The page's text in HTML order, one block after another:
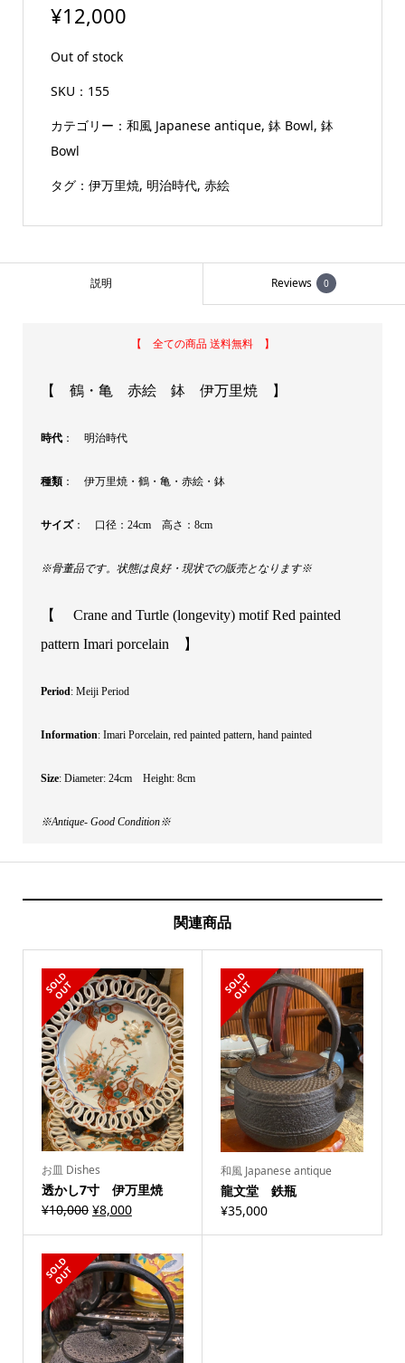
¥12,000
Out of stock
SKU： 155
カテゴリー： 和風 Japanese antique, 鉢 Bowl, 鉢
Bowl
タグ： 伊万里焼, 明治時代, 赤絵
説明 Reviews 0
【 全ての商品 送料無料 】
【 鶴・亀 赤絵 鉢 伊万里焼 】
時代： 明治時代
種類： 伊万里焼・鶴・亀・赤絵・鉢
サイズ： 口径：24cm 高さ：8cm
※骨董品です。状態は良好・現状での販売となります※
【 Crane and Turtle (longevity) motif Red painted
pattern Imari porcelain 】
Period: Meiji Period
Information: Imari Porcelain, red painted pattern, hand painted
Size: Diameter: 24cm Height: 8cm
※Antique- Good Condition※
関連商品
S
O
L
D
O
U
T
お皿 Dishes
透かし7寸 伊万里焼
¥10,000 ¥8,000
S
O
L
D
O
U
T
和風 Japanese antique
龍文堂 鉄瓶
¥35,000
S
O
L
D
O
U
T